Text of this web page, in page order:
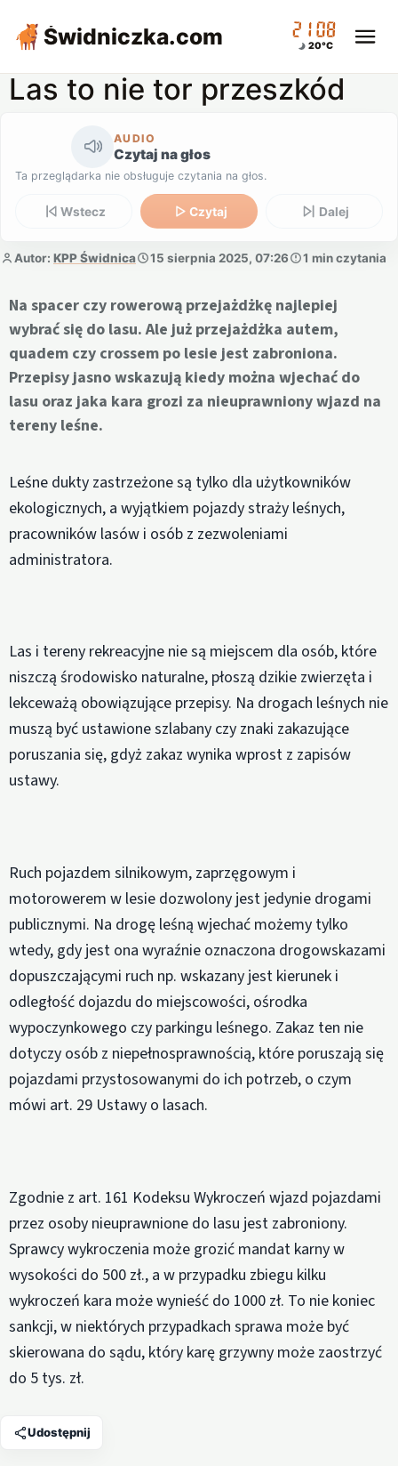
Świdniczka.com 21:08
20°C
Las to nie tor przeszkód
AUDIO
Czytaj na głos
Ta przeglądarka nie obsługuje czytania na głos.
Wstecz Czytaj Dalej
Autor: KPP Świdnica 15 sierpnia 2025, 07:26 1 min czytania
Na spacer czy rowerową przejażdżkę najlepiej
wybrać się do lasu. Ale już przejażdżka autem,
quadem czy crossem po lesie jest zabroniona.
Przepisy jasno wskazują kiedy można wjechać do
lasu oraz jaka kara grozi za nieuprawniony wjazd na
tereny leśne.
Leśne dukty zastrzeżone są tylko dla użytkowników
ekologicznych, a wyjątkiem pojazdy straży leśnych,
pracowników lasów i osób z zezwoleniami
administratora.
Las i tereny rekreacyjne nie są miejscem dla osób, które
niszczą środowisko naturalne, płoszą dzikie zwierzęta i
lekceważą obowiązujące przepisy. Na drogach leśnych nie
muszą być ustawione szlabany czy znaki zakazujące
poruszania się, gdyż zakaz wynika wprost z zapisów
ustawy.
Ruch pojazdem silnikowym, zaprzęgowym i
motorowerem w lesie dozwolony jest jedynie drogami
publicznymi. Na drogę leśną wjechać możemy tylko
wtedy, gdy jest ona wyraźnie oznaczona drogowskazami
dopuszczającymi ruch np. wskazany jest kierunek i
odległość dojazdu do miejscowości, ośrodka
wypoczynkowego czy parkingu leśnego. Zakaz ten nie
dotyczy osób z niepełnosprawnością, które poruszają się
pojazdami przystosowanymi do ich potrzeb, o czym
mówi art. 29 Ustawy o lasach.
Zgodnie z art. 161 Kodeksu Wykroczeń wjazd pojazdami
przez osoby nieuprawnione do lasu jest zabroniony.
Sprawcy wykroczenia może grozić mandat karny w
wysokości do 500 zł., a w przypadku zbiegu kilku
wykroczeń kara może wynieść do 1000 zł. To nie koniec
sankcji, w niektórych przypadkach sprawa może być
skierowana do sądu, który karę grzywny może zaostrzyć
do 5 tys. zł.
Udostępnij